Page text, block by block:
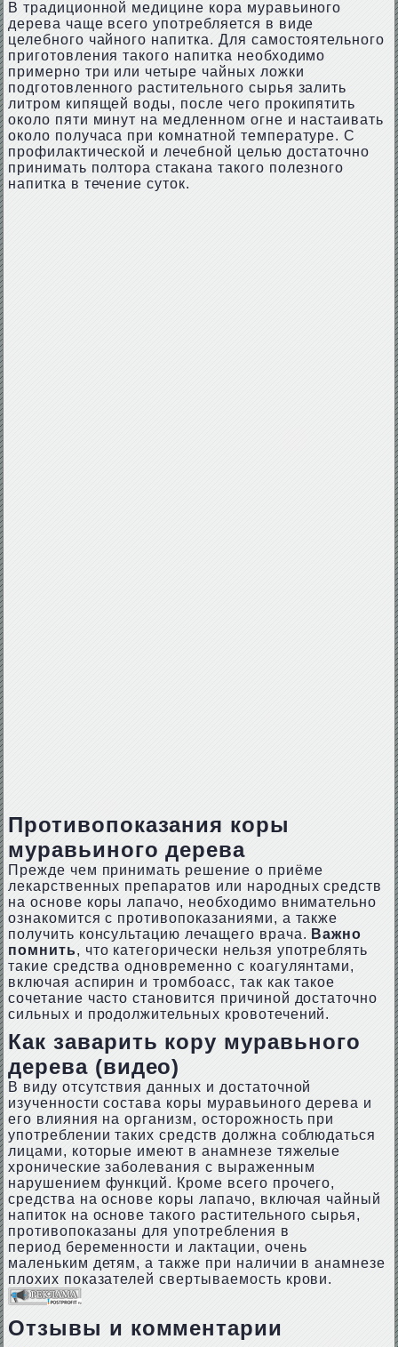
В традиционной медицине кора муравьиного
дерева чаще всего употребляется в виде
целебного чайного напитка. Для самостоятельного
приготовления такого напитка необходимо
примерно три или четыре чайных ложки
подготовленного растительного сырья залить
литром кипящей воды, после чего прокипятить
около пяти минут на медленном огне и настаивать
около получаса при комнатной температуре. С
профилактической и лечебной целью достаточно
принимать полтора стакана такого полезного
напитка в течение суток.
Противопоказания коры
муравьиного дерева
Прежде чем принимать решение о приёме
лекарственных препаратов или народных средств
на основе коры лапачо, необходимо внимательно
ознакомится с противопоказаниями, а также
получить консультацию лечащего врача. Важно
помнить, что категорически нельзя употреблять
такие средства одновременно с коагулянтами,
включая аспирин и тромбоасс, так как такое
сочетание часто становится причиной достаточно
сильных и продолжительных кровотечений.
Как заварить кору муравьного
дерева (видео)
В виду отсутствия данных и достаточной
изученности состава коры муравьиного дерева и
его влияния на организм, осторожность при
употреблении таких средств должна соблюдаться
лицами, которые имеют в анамнезе тяжелые
хронические заболевания с выраженным
нарушением функций. Кроме всего прочего,
средства на основе коры лапачо, включая чайный
напиток на основе такого растительного сырья,
противопоказаны для употребления в
период беременности и лактации, очень
маленьким детям, а также при наличии в анамнезе
плохих показателей свертываемость крови.
Отзывы и комментарии